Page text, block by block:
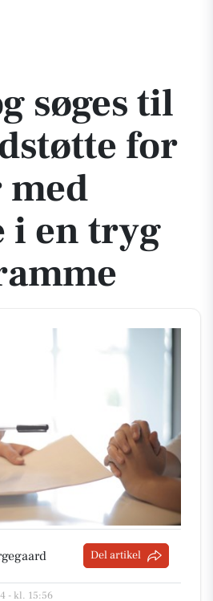
for to piger med autisme i en tryg
søges til
for
i en tryg
Del artikel
- kl. 15:56